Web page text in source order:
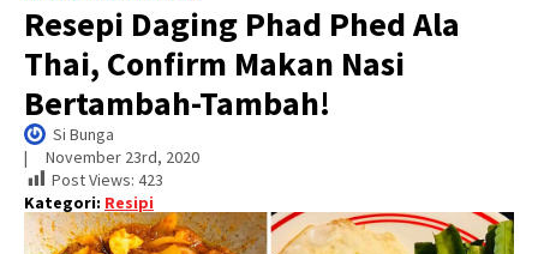
Resepi Daging Phad Phed Ala
Thai, Confirm Makan Nasi
Bertambah-Tambah!
Si Bunga
| November 23rd, 2020
Post Views: 423
Kategori: Resipi